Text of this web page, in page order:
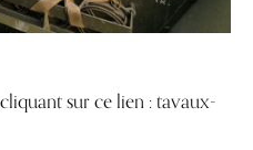
sur ce lien : tavaux-